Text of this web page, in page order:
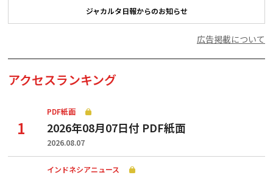
ジャカルタ日報からのお知らせ
広告掲載について
アクセスランキング
PDF紙面
2026年08月07日付 PDF紙面
2026.08.07
インドネシアニュース